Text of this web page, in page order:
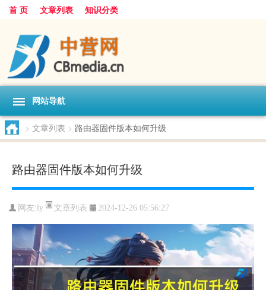
首 页 文章列表 知识分类
网站导航
> 文章列表 > 路由器固件版本如何升级
路由器固件版本如何升级
网友:ly 文章列表 2024-12-26 05:56:27